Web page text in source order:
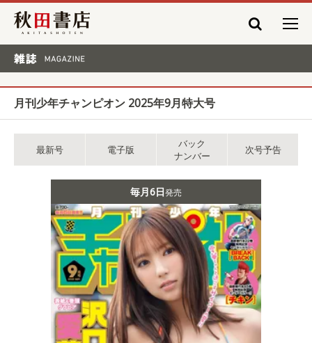
秋田書店
月刊少年チャンピオン 2025年9月特大号
最新号 電子版
バック
ナンバー
次号予告
毎月6日発売